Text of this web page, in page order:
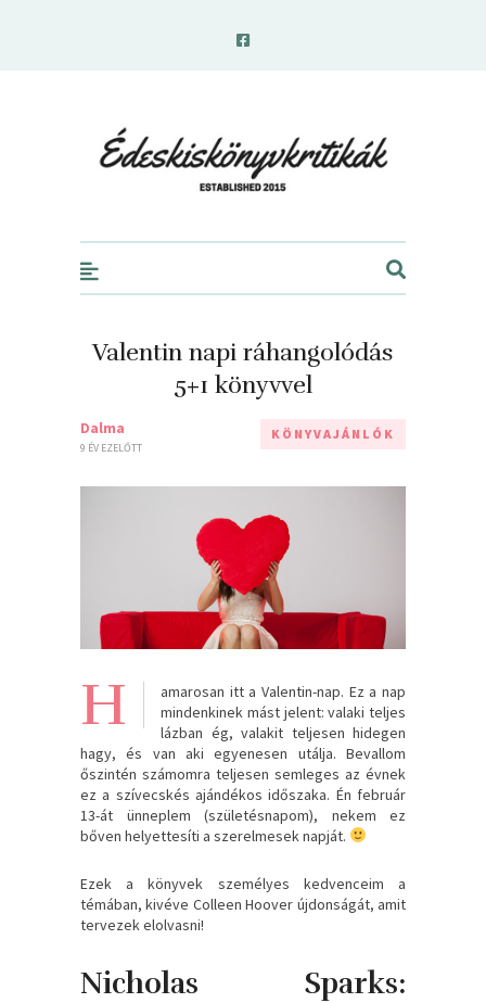
Valentin napi ráhangolódás
5+1 könyvvel
Dalma
9 ÉV EZELŐTT
KÖNYVAJÁNLÓK
H
amarosan itt a Valentin-nap. Ez a nap
mindenkinek mást jelent: valaki teljes
lázban ég, valakit teljesen hidegen
hagy, és van aki egyenesen utálja. Bevallom
őszintén számomra teljesen semleges az évnek
ez a szívecskés ajándékos időszaka. Én február
13-át ünneplem (születésnapom), nekem ez
bőven helyettesíti a szerelmesek napját.
Ezek a könyvek személyes kedvenceim a
témában, kivéve Colleen Hoover újdonságát, amit
tervezek elolvasni!
Nicholas Sparks: